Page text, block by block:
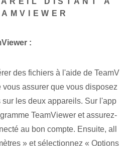
:
des fichiers à l'aide de TeamV
vous assurer que vous disposez
les deux appareils. Sur l'app
TeamViewer et assurez-
au bon compte. Ensuite, all
» et sélectionnez « Options